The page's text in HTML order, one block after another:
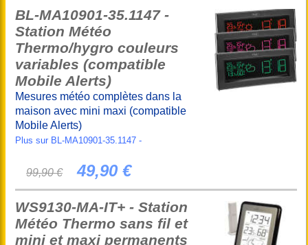
BL-MA10901-35.1147 -
Station Météo
Thermo/hygro couleurs
variables (compatible
Mobile Alerts)
Mesures météo complètes dans la
maison avec mini maxi (compatible
Mobile Alerts)
Plus sur BL-MA10901-35.1147 -
99,90 € 49,90 €
WS9130-MA-IT+ - Station
Météo Thermo sans fil et
mini et maxi permanents